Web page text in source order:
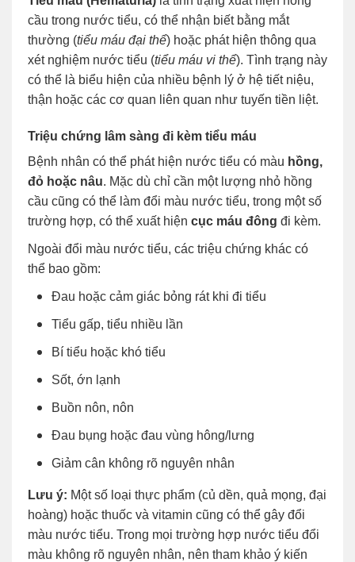
cầu trong nước tiểu, có thể nhận biết bằng mắt
thường (tiểu máu đại thể) hoặc phát hiện thông qua
xét nghiệm nước tiểu (tiểu máu vi thể). Tình trạng này
có thể là biểu hiện của nhiều bệnh lý ở hệ tiết niệu,
thận hoặc các cơ quan liên quan như tuyến tiền liệt.
Triệu chứng lâm sàng đi kèm tiểu máu
Bệnh nhân có thể phát hiện nước tiểu có màu hồng,
đỏ hoặc nâu. Mặc dù chỉ cần một lượng nhỏ hồng
cầu cũng có thể làm đổi màu nước tiểu, trong một số
trường hợp, có thể xuất hiện cục máu đông đi kèm.
Ngoài đổi màu nước tiểu, các triệu chứng khác có
thể bao gồm:
Đau hoặc cảm giác bỏng rát khi đi tiểu
Tiểu gấp, tiểu nhiều lần
Bí tiểu hoặc khó tiểu
Sốt, ớn lạnh
Buồn nôn, nôn
Đau bụng hoặc đau vùng hông/lưng
Giảm cân không rõ nguyên nhân
Lưu ý: Một số loại thực phẩm (củ dền, quả mọng, đại
hoàng) hoặc thuốc và vitamin cũng có thể gây đổi
màu nước tiểu. Trong mọi trường hợp nước tiểu đổi
màu không rõ nguyên nhân, nên tham khảo ý kiến